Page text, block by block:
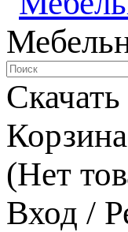
Корзина
(Нет
Вход /